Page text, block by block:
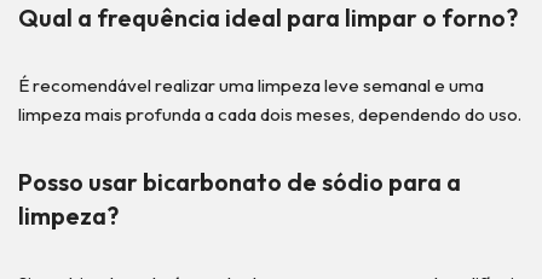
Qual a frequência ideal para limpar o forno?
É recomendável realizar uma limpeza leve semanal e uma
limpeza mais profunda a cada dois meses, dependendo do uso.
Posso usar bicarbonato de sódio para a
limpeza?